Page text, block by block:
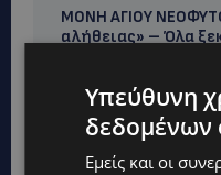
ΜΟΝΗ ΑΓΙΟΥ
αλήθειας» – Όλα
UPDATES
ΘΑ ΣΑΛΠΑΡΟΥΜΕ:
σύνδεση Κύπρου –
συνέχεια από το
Υπεύθυνη
δεδομένων
Εμείς και οι